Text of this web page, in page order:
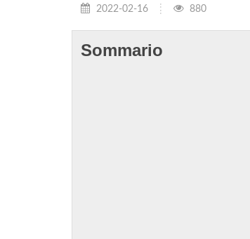
2022-02-16 880
Sommario